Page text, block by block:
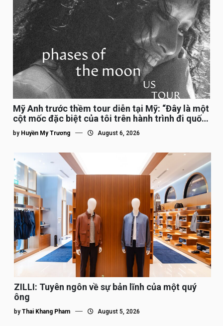
Mỹ Anh trước thềm tour diễn tại Mỹ: “Đây là một
cột mốc đặc biệt của tôi trên hành trình đi quốc
tế”
by Huyền My Trương August 6, 2026
ZILLI: Tuyên ngôn về sự bản lĩnh của một quý
ông
by Thai Khang Pham August 5, 2026